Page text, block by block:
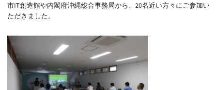
市IT創造館や内閣府沖縄総合事務局から、20名近い方々にご参加い
ただきました。